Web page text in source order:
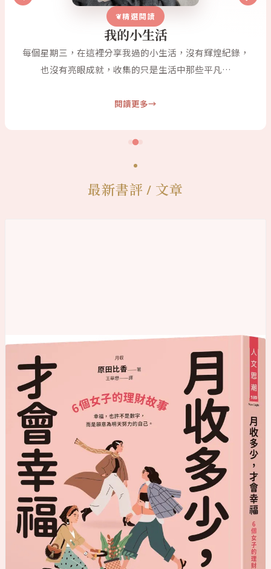
精選閱讀
我的小生活
每個星期三，在這裡分享我過的小生活，沒有輝煌紀錄，
也沒有亮眼成就，收集的只是生活中那些平凡…
閱讀更多
最新書評 / 文章